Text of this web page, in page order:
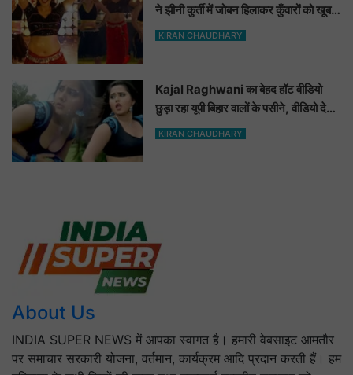
ने झीनी कुर्ती में जोबन हिलाकर कुँवारों को खूब
ललचाया, यूट्यूब पर छाया Hot Dance
KIRAN CHAUDHARY
Kajal Raghwani का बेहद हॉट वीडियो
छुड़ा रहा यूपी बिहार वालों के पसीने, वीडियो देख
आप भी हो जाओगे बेकाबू
KIRAN CHAUDHARY
About Us
INDIA SUPER NEWS में आपका स्वागत है। हमारी वेबसाइट आमतौर
पर समाचार सरकारी योजना, वर्तमान, कार्यक्रम आदि प्रदान करती हैं। हम